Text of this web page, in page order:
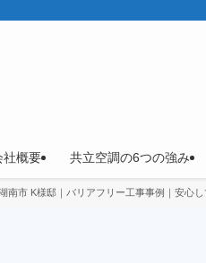
社概要 共立空調の6つの強み
南市 K様邸｜バリアフリー工事事例｜安心